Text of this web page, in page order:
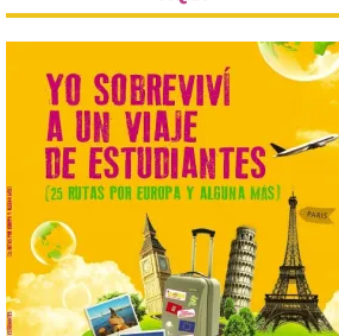
calendario de actividades
de animación dirigidas a
todos los públicos. La
Bañeza inauguró en la tarde de este
martes 4 de agosto una nueva edición de
su tradicional Mercado Medieval, que
hasta el próximo 6 […]
Un viaje a la Antigüedad:
el Museo del Prado
propone un recorrido por
obras de su Colección de
inspiración clásica